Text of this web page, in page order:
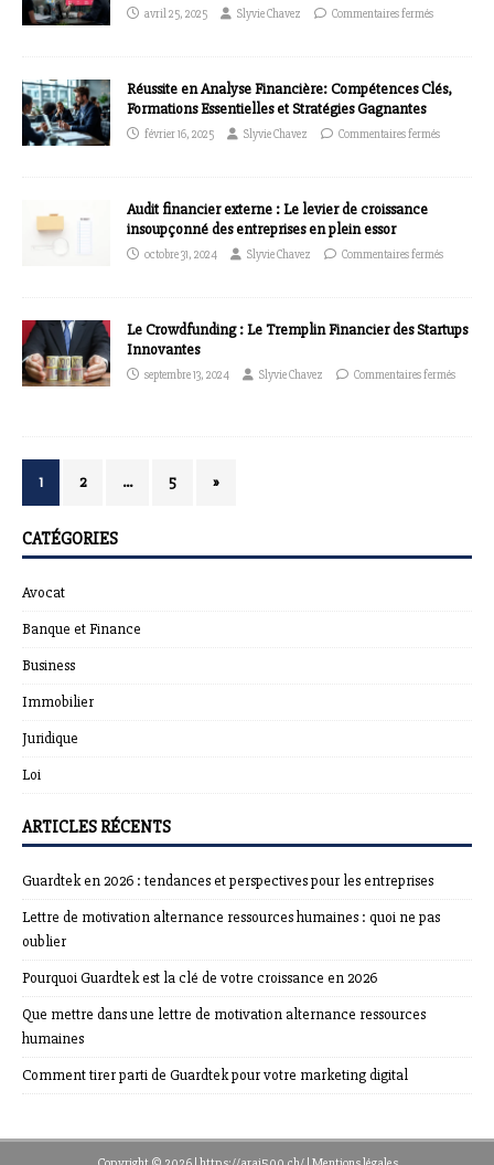
avril 25, 2025 Slyvie Chavez Commentaires fermés
Réussite en Analyse Financière: Compétences Clés,
Formations Essentielles et Stratégies Gagnantes
février 16, 2025 Slyvie Chavez Commentaires fermés
Audit financier externe : Le levier de croissance
insoupçonné des entreprises en plein essor
octobre 31, 2024 Slyvie Chavez Commentaires fermés
Le Crowdfunding : Le Tremplin Financier des Startups
Innovantes
septembre 13, 2024 Slyvie Chavez Commentaires fermés
1 2 … 5 »
CATÉGORIES
Avocat
Banque et Finance
Business
Immobilier
Juridique
Loi
ARTICLES RÉCENTS
Guardtek en 2026 : tendances et perspectives pour les entreprises
Lettre de motivation alternance ressources humaines : quoi ne pas
oublier
Pourquoi Guardtek est la clé de votre croissance en 2026
Que mettre dans une lettre de motivation alternance ressources
humaines
Comment tirer parti de Guardtek pour votre marketing digital